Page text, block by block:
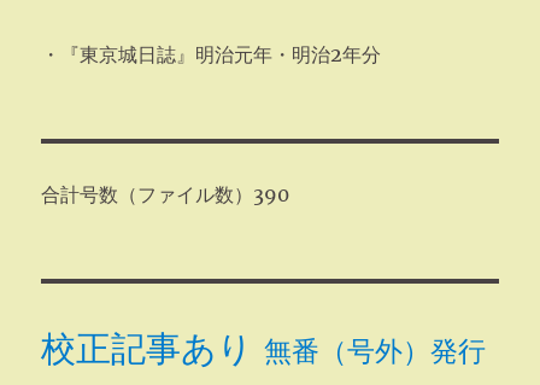
・『東京城日誌』明治元年・明治2年分
合計号数（ファイル数）390
校正記事あり 無番（号外）発行